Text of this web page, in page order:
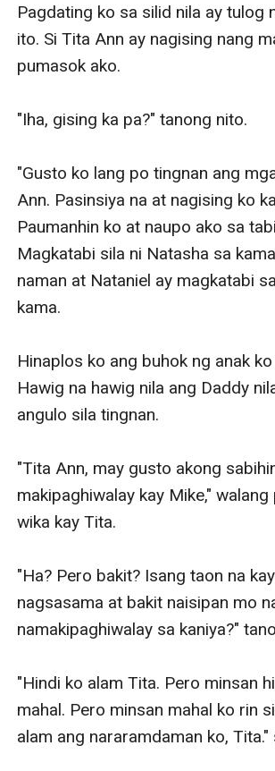
Pagdating ko sa silid nila ay tulog
ito. Si Tita Ann ay nagising nang
pumasok ako.
"Iha, gising ka pa?" tanong nito.
"Gusto ko lang po tingnan ang
Ann. Pasinsiya na at nagising ko
Paumanhin ko at naupo ako sa
Magkatabi sila ni Natasha sa
naman at Nataniel ay magkatabi
kama.
Hinaplos ko ang buhok ng anak
Hawig na hawig nila ang Daddy
angulo sila tingnan.
"Tita Ann, may gusto akong
makipaghiwalay kay Mike,"
wika kay Tita.
"Ha? Pero bakit? Isang taon na
nagsasama at bakit naisipan mo
namakipaghiwalay sa kaniya?"
"Hindi ko alam Tita. Pero minsan
mahal. Pero minsan mahal ko rin
alam ang nararamdaman ko,